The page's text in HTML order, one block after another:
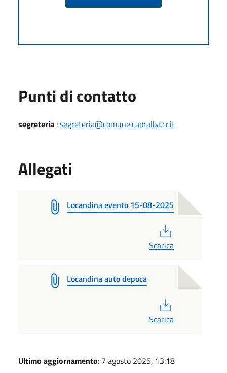
Punti di contatto
segreteria :segreteria@comune.capralba.cr.it
Allegati
Locandina evento 15-08-2025
Scarica
Locandina auto depoca
Scarica
Ultimo aggiornamento: 7 agosto 2025, 13:18